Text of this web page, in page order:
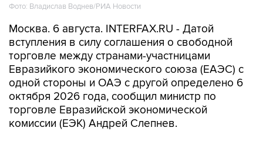
Фото: Владислав Воднев/РИА Новости
Москва. 6 августа. INTERFAX.RU - Датой
вступления в силу соглашения о свободной
торговле между странами-участницами
Евразийкого экономического союза (ЕАЭС) с
одной стороны и ОАЭ с другой определено 6
октября 2026 года, сообщил министр по
торговле Евразийской экономической
комиссии (ЕЭК) Андрей Слепнев.